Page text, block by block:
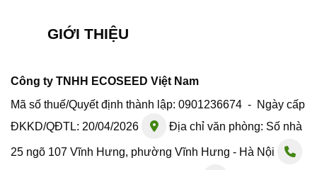
GIỚI THIỆU
Công ty TNHH ECOSEED Việt Nam
Mã số thuế/Quyết định thành lập: 0901236674 - Ngày cấp
ĐKKD/QĐTL: 20/04/2026
Địa chỉ văn phòng: Số nhà
25 ngõ 107 Vĩnh Hưng, phường Vĩnh Hưng - Hà Nội